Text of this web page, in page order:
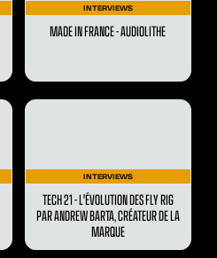
INTERVIEWS
MADE IN FRANCE - AUDIOLITHE
INTERVIEWS
TECH 21 - L'ÉVOLUTION DES FLY RIG
PAR ANDREW BARTA, CRÉATEUR DE LA
MARQUE